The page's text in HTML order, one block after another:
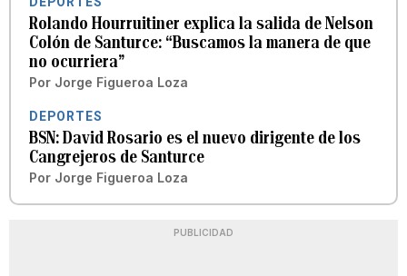
Rolando Hourruitiner explica la salida de Nelson
Colón de Santurce: “Buscamos la manera de que
no ocurriera”
Por Jorge Figueroa Loza
DEPORTES
BSN: David Rosario es el nuevo dirigente de los
Cangrejeros de Santurce
Por Jorge Figueroa Loza
PUBLICIDAD